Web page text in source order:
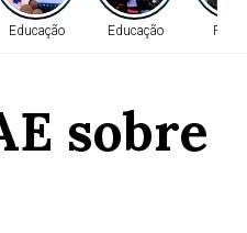
Educação Educação
sobre